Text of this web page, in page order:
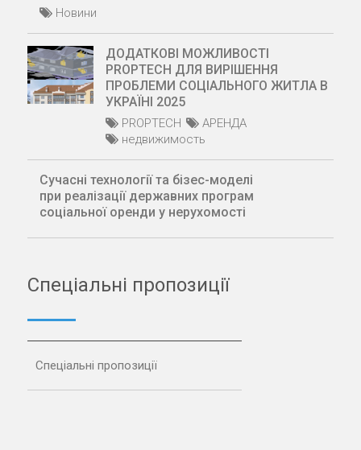
Новини
ДОДАТКОВІ МОЖЛИВОСТІ
PROPTECH ДЛЯ ВИРІШЕННЯ
ПРОБЛЕМИ СОЦІАЛЬНОГО ЖИТЛА В
УКРАЇНІ 2025
PROPTECH
АРЕНДА
недвижимость
Сучасні технології та бізес-моделі
при реалізації державних програм
соціальної оренди у нерухомості
Спеціальні пропозиції
Спеціальні пропозиції